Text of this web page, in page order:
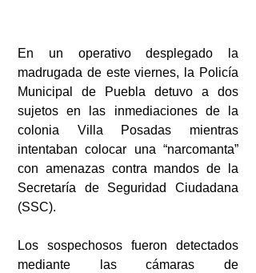
En un operativo desplegado la
madrugada de este viernes, la Policía
Municipal de Puebla detuvo a dos
sujetos en las inmediaciones de la
colonia Villa Posadas mientras
intentaban colocar una “narcomanta”
con amenazas contra mandos de la
Secretaría de Seguridad Ciudadana
(SSC).
Los sospechosos fueron detectados
mediante las cámaras de